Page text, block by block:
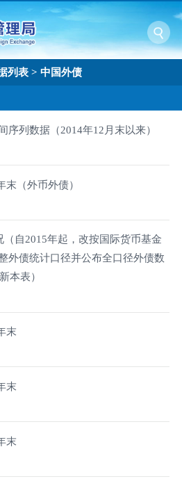
列表 >中国外债
序列数据（2014年12月末以来）
（外币外债）
自2015年起，改按国际货币基金
外债统计口径并公布全口径外债数
本表）
末
末
末